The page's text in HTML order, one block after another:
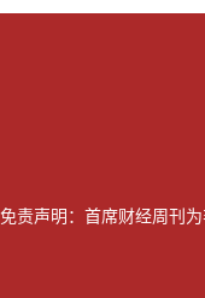
免责声明：首席财经周刊